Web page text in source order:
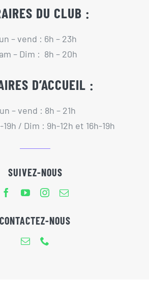
DU CLUB :
– vend : 6h – 23h
– Dim : 8h – 20h
D’ACCUEIL :
– vend : 8h – 21h
/ Dim : 9h-12h et 16h-19h
SUIVEZ-NOUS
CONTACTEZ-NOUS